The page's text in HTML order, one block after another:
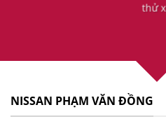
thử
NISSAN PHẠM VĂN ĐỒNG